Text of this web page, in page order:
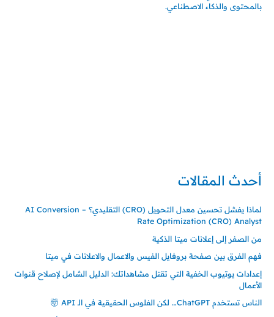
بالمحتوى والذكاء الاصطناعي.
أحدث المقالات
لماذا يفشل تحسين معدل التحويل (CRO) التقليدي؟ – AI Conversion
Rate Optimization (CRO) Analyst
من الصفر إلى إعلانات ميتا الذكية
فهم الفرق بين صفحة بروفايل الفيس والاعمال والاعلانات في ميتا
إعدادات يوتيوب الخفية التي تقتل مشاهداتك: الدليل الشامل لإصلاح قنوات
الأعمال
الناس تستخدم ChatGPT… لكن الفلوس الحقيقية في الـ API 🤯